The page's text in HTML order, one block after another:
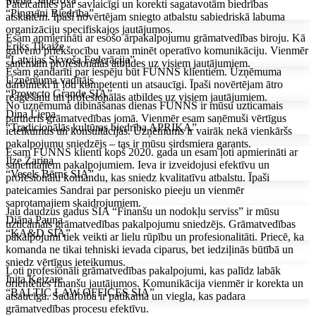
“Pingvīni Biedrība”
Pateicamies par savlaicīgi un korekti sagatavotām biedrības
atskaitēm. Īpaši novērtējam sniegto atbalstu sabiedriskā labuma
organizāciju specifiskajos jautājumos.
Ēriks Tikaiže
“Latvijas Skvoša Federācija”
Esam apmierināti ar esošo ārpakalpojumu grāmatvedības biroju. Kā
galveno priekšrocību varam minēt operatīvo komunikāciju. Vienmēr
saņemam profesionālas atbildes uz visiem jautājumiem.
Uzņēmuma vadītājs
“Proyecto Grande SIA”
Esam gandarīti par iespēju būt FUNNS klientiem. Uzņēmuma
darbinieki ir ļoti kompetenti un atsaucīgi. Īpaši novērtējam ātro
reaģēšanu un profesionālās atbildes uz visiem jautājumiem.
Dina Liepa
“Tradicionālās kultūras biedrība APRIKA”
No uzņēmuma dibināšanas dienas FUNNS ir mūsu uzticamais
partneris grāmatvedības jomā. Vienmēr esam saņēmuši vērtīgus
ieteikumus un konsultācijas. Uzņēmums ir vairāk nekā vienkāršs
pakalpojumu sniedzējs – tas ir mūsu sirdsmiera garants.
Ilze Zariņa
“Vesels Bērns SIA”
Esam FUNNS klienti kopš 2020. gada un esam ļoti apmierināti ar
saņemtajiem pakalpojumiem. Ieva ir izveidojusi efektīvu un
profesionālu komandu, kas sniedz kvalitatīvu atbalstu. Īpaši
pateicamies Sandrai par personisko pieeju un vienmēr
saprotamajiem skaidrojumiem.
Diāna Pauna
“KA&D SIA”
Jau daudzus gadus SIA “Finanšu un nodokļu serviss” ir mūsu
uzticamais grāmatvedības pakalpojumu sniedzējs. Grāmatvedības
pakalpojumi tiek veikti ar lielu rūpību un profesionalitāti. Priecē, ka
komanda ne tikai tehniski ievada ciparus, bet iedziļinās būtībā un
sniedz vērtīgus ieteikumus.
Inita Ķeizare
“BALTIC LAW OFFICES SIA”
Ļoti profesionāli grāmatvedības pakalpojumi, kas palīdz labāk
orientēties finanšu jautājumos. Komunikācija vienmēr ir korekta un
atsaucīga. Sadarbība ir patīkama un viegla, kas padara
grāmatvedības procesu efektīvu.